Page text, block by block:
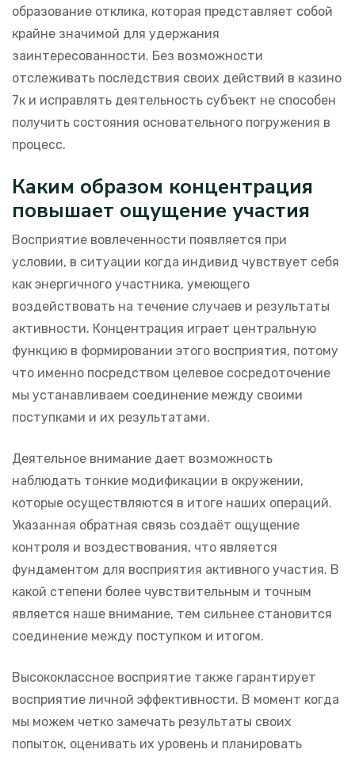
образование отклика, которая представляет собой
крайне значимой для удержания
заинтересованности. Без возможности
отслеживать последствия своих действий в казино
7к и исправлять деятельность субъект не способен
получить состояния основательного погружения в
процесс.
Каким образом концентрация
повышает ощущение участия
Восприятие вовлеченности появляется при
условии, в ситуации когда индивид чувствует себя
как энергичного участника, умеющего
воздействовать на течение случаев и результаты
активности. Концентрация играет центральную
функцию в формировании этого восприятия, потому
что именно посредством целевое сосредоточение
мы устанавливаем соединение между своими
поступками и их результатами.
Деятельное внимание дает возможность
наблюдать тонкие модификации в окружении,
которые осуществляются в итоге наших операций.
Указанная обратная связь создаёт ощущение
контроля и воздествования, что является
фундаментом для восприятия активного участия. В
какой степени более чувствительным и точным
является наше внимание, тем сильнее становится
соединение между поступком и итогом.
Высококлассное восприятие также гарантирует
восприятие личной эффективности. В момент когда
мы можем четко замечать результаты своих
попыток, оценивать их уровень и планировать